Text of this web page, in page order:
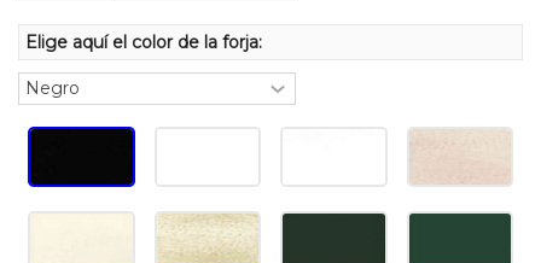
Elige aquí el color de la forja: